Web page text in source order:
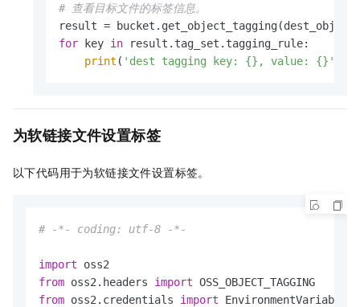
# 查看目标文件的标签信息。
for key in result.tag_set.tagging_rule:
print ( 'dest tagging key: {}, value: {}'
为软链接文件设置标签
以下代码用于为软链接文件设置标签。
# -*- coding: utf-8 -*-
import
from oss2.headers import
from oss2.credentials import